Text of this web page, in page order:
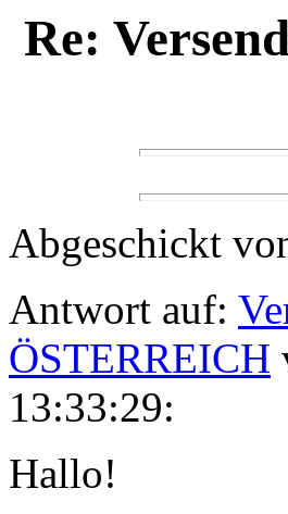
Re:
Abgeschickt
Antwort auf:
ÖSTERREICH
13:33:29:
Hallo!